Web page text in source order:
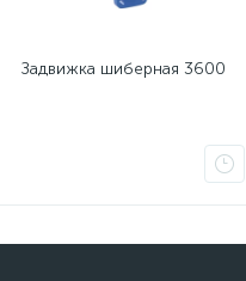
Задвижка шиберная 3600